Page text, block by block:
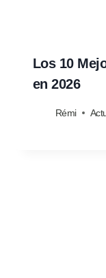
Los 10
en 2026
Rémi